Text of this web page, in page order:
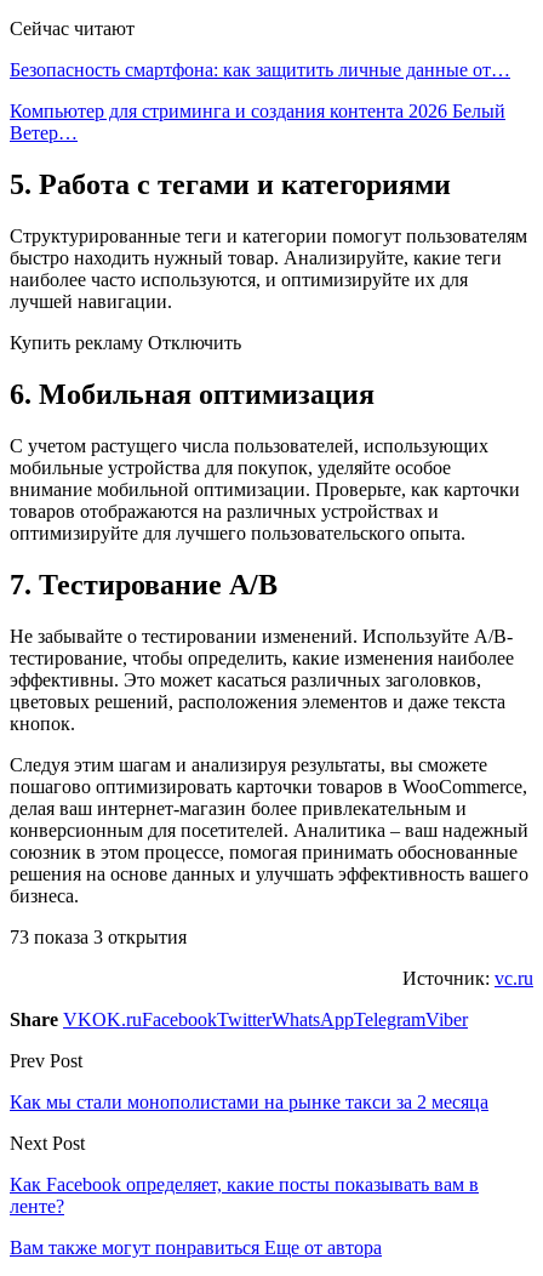
Сейчас читают
Безопасность смартфона: как защитить личные данные от…
Компьютер для стриминга и создания контента 2026 Белый
Ветер…
5. Работа с тегами и категориями
Структурированные теги и категории помогут пользователям
быстро находить нужный товар. Анализируйте, какие теги
наиболее часто используются, и оптимизируйте их для
лучшей навигации.
Купить рекламу Отключить
6. Мобильная оптимизация
С учетом растущего числа пользователей, использующих
мобильные устройства для покупок, уделяйте особое
внимание мобильной оптимизации. Проверьте, как карточки
товаров отображаются на различных устройствах и
оптимизируйте для лучшего пользовательского опыта.
7. Тестирование A/B
Не забывайте о тестировании изменений. Используйте A/B-
тестирование, чтобы определить, какие изменения наиболее
эффективны. Это может касаться различных заголовков,
цветовых решений, расположения элементов и даже текста
кнопок.
Следуя этим шагам и анализируя результаты, вы сможете
пошагово оптимизировать карточки товаров в WooCommerce,
делая ваш интернет-магазин более привлекательным и
конверсионным для посетителей. Аналитика – ваш надежный
союзник в этом процессе, помогая принимать обоснованные
решения на основе данных и улучшать эффективность вашего
бизнеса.
73 показа 3 открытия
Источник: vc.ru
Share VKOK.ruFacebookTwitterWhatsAppTelegramViber
Prev Post
Как мы стали монополистами на рынке такси за 2 месяца
Next Post
Как Facebook определяет, какие посты показывать вам в
ленте?
Вам также могут понравиться Еще от автора